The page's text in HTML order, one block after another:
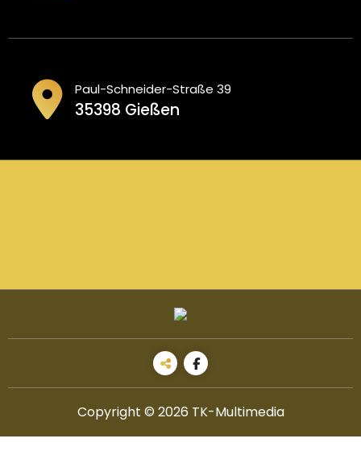
Paul-Schneider-Straße 39
35398 Gießen
Copyright © 2026 TK-Multimedia